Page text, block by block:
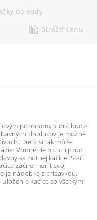
do vody
Strážiť cenu
pohonom, ktorá bude
doplnkov je možné
Dieťa si tak môže
Vodné delo chrlí prúd
samotnej kačice. Stačí
začne meniť svoj
je nádobka s prísavkou,
kačice so všetkými